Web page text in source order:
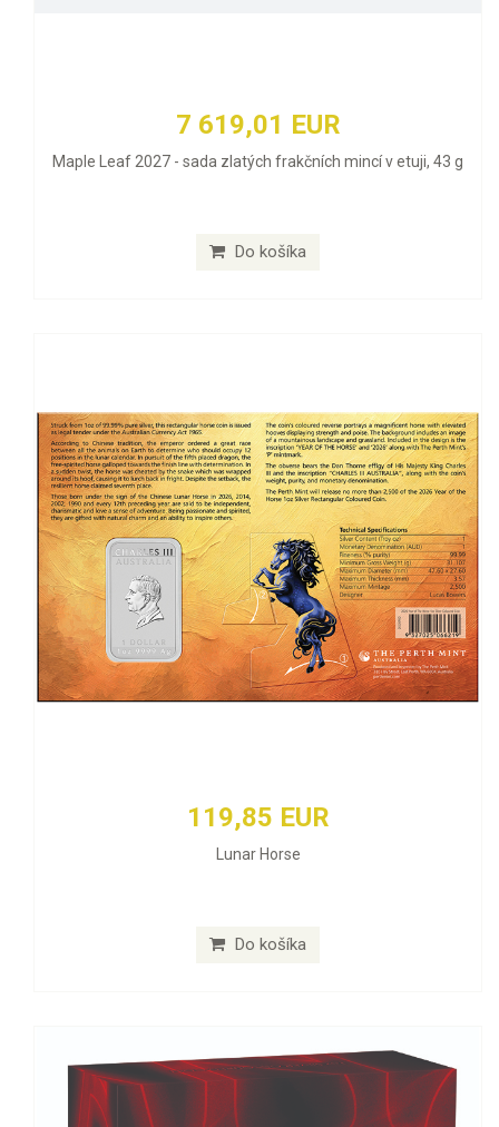
7 619,01 EUR
Maple Leaf 2027 - sada zlatých frakčních mincí v etuji, 43 g
Do košíka
119,85 EUR
Lunar Horse
Do košíka